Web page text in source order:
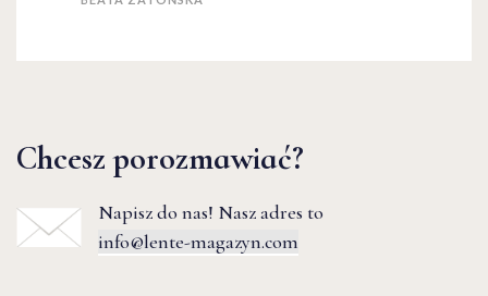
Chcesz porozmawiać?
Napisz do nas! Nasz adres to
info@lente-magazyn.com